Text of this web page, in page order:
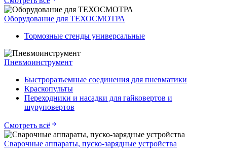
Оборудование для ТЕХОСМОТРА
Тормозные стенды универсальные
Пневмоинструмент
Быстроразъемные соединения для пневматики
Краскопульты
Переходники и насадки для гайковертов и
шуруповертов
Смотреть всё
Сварочные аппараты, пуско-зарядные устройства